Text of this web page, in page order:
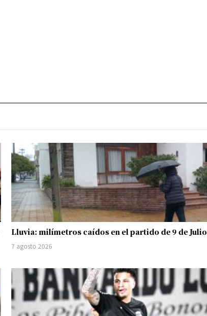
Lluvia: milímetros caídos en el partido de 9 de Julio
7 agosto 2026